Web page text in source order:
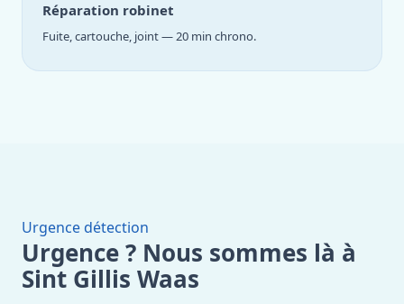
Réparation robinet
Fuite, cartouche, joint — 20 min chrono.
Urgence détection
Urgence ? Nous sommes là à
Sint Gillis Waas